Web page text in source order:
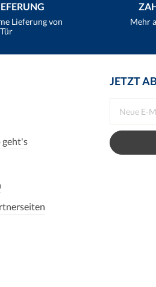
Lieferung von
Mehr
geht's
JETZT